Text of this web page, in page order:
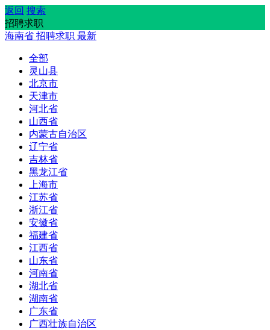
返回 搜索
招聘求职
海南省 招聘求职 最新
全部
灵山县
北京市
天津市
河北省
山西省
内蒙古自治区
辽宁省
吉林省
黑龙江省
上海市
江苏省
浙江省
安徽省
福建省
江西省
山东省
河南省
湖北省
湖南省
广东省
广西壮族自治区